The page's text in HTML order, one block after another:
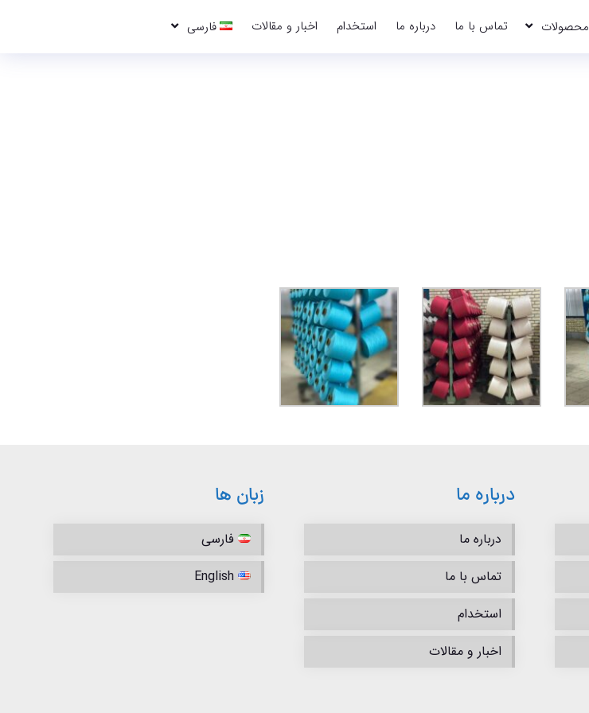
محصولات تماس با ما درباره ما استخدام اخبار و مقالات فارسی
درباره ما
درباره ما
تماس با ما
استخدام
اخبار و مقالات
زبان ها
فارسی
English